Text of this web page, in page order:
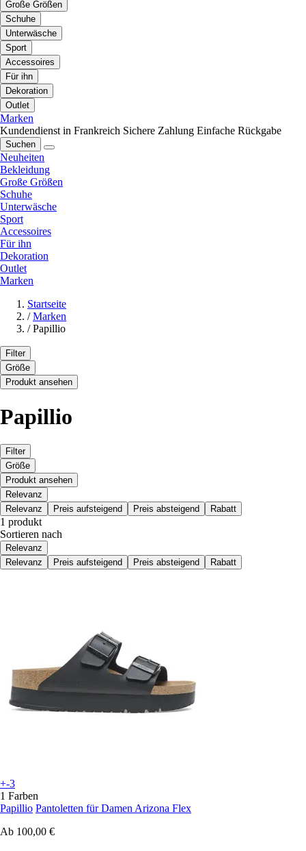
Große Größen
Schuhe
Unterwäsche
Sport
Accessoires
Für ihn
Dekoration
Outlet
Marken
Kundendienst in Frankreich Sichere Zahlung Einfache Rückgabe
Suchen
Neuheiten
Bekleidung
Große Größen
Schuhe
Unterwäsche
Sport
Accessoires
Für ihn
Dekoration
Outlet
Marken
Startseite
/ Marken
/ Papillio
Filter
Größe
Produkt ansehen
Papillio
Filter
Größe
Produkt ansehen
Relevanz
Relevanz
Preis aufsteigend Preis absteigend Rabatt
1 produkt
Sortieren nach
Relevanz
Relevanz
Preis aufsteigend Preis absteigend Rabatt
+-3
1 Farben
Papillio Pantoletten für Damen Arizona Flex
Ab 100,00 €